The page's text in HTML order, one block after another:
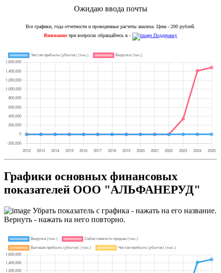
Ожидаю ввода почты
Все графики, года отчетности и проведенные расчеты анализа. Цена - 200 рублей.
Внимание при вопросах обращайтесь в - Поддержку
Графики основных финансовых
показателей ООО "АЛЬФАНЕРУД"
Убрать показатель с графика - нажать на его название.
Вернуть - нажать на него повторно.